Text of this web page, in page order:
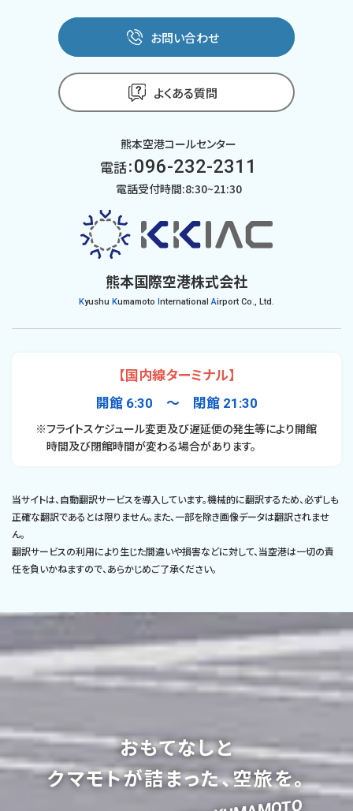
お問い合わせ
よくある質問
熊本空港コールセンター
電話：096-232-2311
電話受付時間:8:30~21:30
熊本国際空港株式会社
Kyushu Kumamoto nternationalAirport Co., Ltd.
【国内線ターミナル】
開館 6:30 〜 閉館 21:30
※フライトスケジュール変更及び遅延便の発生等により開館
時間及び閉館時間が変わる場合があります。
当サイトは、自動翻訳サービスを導入しています。機械的に翻訳するため、必ずしも
正確な翻訳であるとは限りません。また、一部を除き画像データは翻訳されませ
ん。
翻訳サービスの利用により生じた間違いや損害などに対して、当空港は一切の責
任を負いかねますので、あらかじめご了承ください。
おもてなしと
クマモトが詰まった、空旅を。